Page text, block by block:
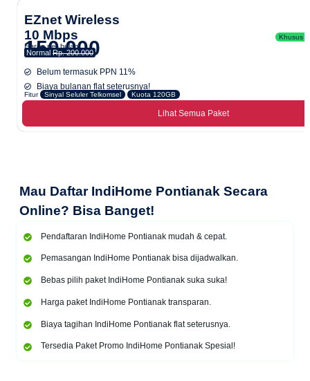
EZnet Wireless
10 Mbps
Harga per bulan
150.000
Normal Rp. 200.000
Khusus
Belum termasuk PPN 11%
Biaya bulanan flat seterusnya!
Fitur Sinyal Seluler Telkomsel Kuota 120GB
Lihat Semua Paket
Mau Daftar IndiHome Pontianak Secara
Online? Bisa Banget!
Pendaftaran IndiHome Pontianak mudah & cepat.
Pemasangan IndiHome Pontianak bisa dijadwalkan.
Bebas pilih paket IndiHome Pontianak suka suka!
Harga paket IndiHome Pontianak transparan.
Biaya tagihan IndiHome Pontianak flat seterusnya.
Tersedia Paket Promo IndiHome Pontianak Spesial!